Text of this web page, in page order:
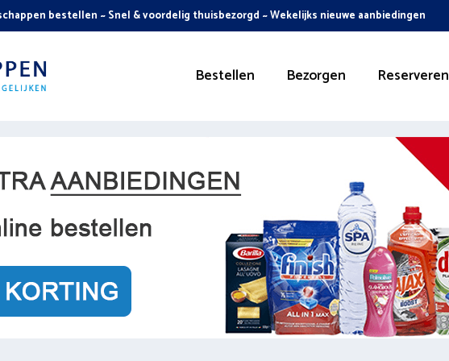
bestellen ~ Snel & voordelig thuisbezorgd ~ Wekelijks nieuwe aanbiedingen
Bestellen Bezorgen Reserveren